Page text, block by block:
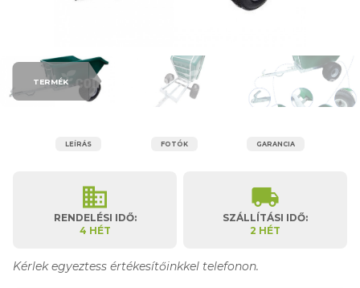
TERMÉK
LEÍRÁS FOTÓK GARANCIA
Kérlek egyeztess értékesítőinkkel telefonon.
business
RENDELÉSI IDŐ:
4 HÉT
local_shipping
SZÁLLÍTÁSI IDŐ:
2 HÉT